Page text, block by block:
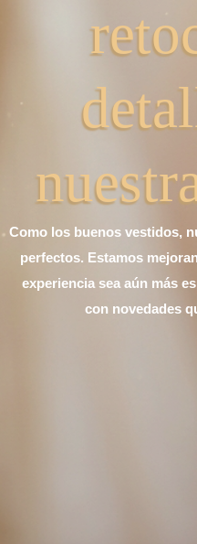
Como los buenos vestidos,
perfectos. Estamos
experiencia sea aún más
con novedades